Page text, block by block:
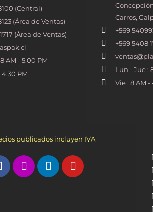
(Central)
(Área de Ventas)
(Área de Ventas)
AM - 5.00 PM
4.30 PM
Carros,
+569
+569 5408
Lun - Jue :
Vie : 8 AM -
publicados incluyen IVA